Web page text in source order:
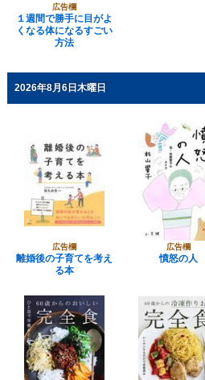
広告欄
１週間で勝手に目がよ
くなる体になるすごい
方法
2026年8月6日木曜日
広告欄
離婚後の子育てを考え
る本
広告欄
憤怒の人